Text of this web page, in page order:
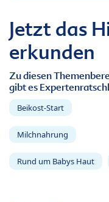
Jetzt das
erkunden
Zu diesen
gibt es
Beikost-Start
Milchnahrung
Rund um Babys Haut